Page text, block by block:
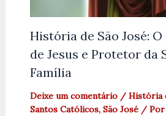
História de São José:
de Jesus e Protetor da
Família
Deixe um comentário / História
Santos Católicos, São José/ Por